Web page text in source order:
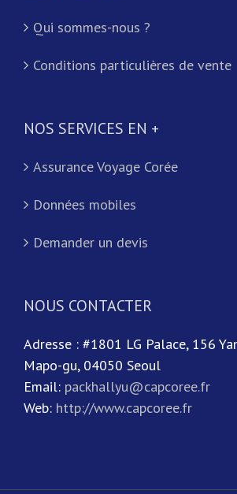
Qui sommes-nous ?
Conditions particulières de vente
NOS SERVICES EN +
Assurance Voyage Corée
Données mobiles
Demander un devis
NOUS CONTACTER
Adresse : #1801 LG Palace, 156
Mapo-gu, 04050 Seoul
Email: packhallyu@capcoree.fr
Web: http://www.capcoree.fr